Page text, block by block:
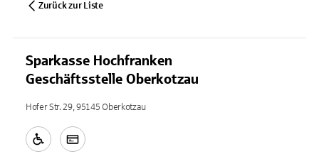
Zurück zur Liste
Sparkasse Hochfranken
Geschäftsstelle Oberkotzau
Hofer Str. 29, 95145 Oberkotzau